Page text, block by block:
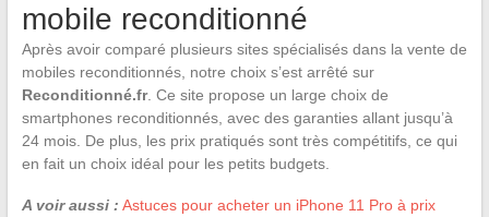
mobile reconditionné
Après avoir comparé plusieurs sites spécialisés dans la vente de
mobiles reconditionnés, notre choix s’est arrêté sur
Reconditionné.fr. Ce site propose un large choix de
smartphones reconditionnés, avec des garanties allant jusqu’à
24 mois. De plus, les prix pratiqués sont très compétitifs, ce qui
en fait un choix idéal pour les petits budgets.
A voir aussi : Astuces pour acheter un iPhone 11 Pro à prix